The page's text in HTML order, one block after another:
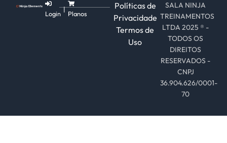
Login
|
Planos
Políticas de
Privacidade
Termos de
Uso
SALA NINJA
TREINAMENTOS
LTDA 2025 ® -
TODOS OS
DIREITOS
RESERVADOS -
CNPJ
36.904.626/0001-
70